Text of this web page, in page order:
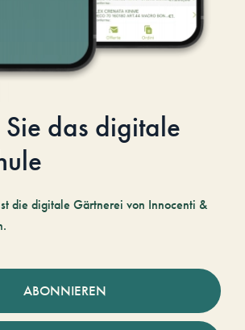
Sie das digitale
die digitale Gärtnerei von Innocenti &
ABONNIEREN